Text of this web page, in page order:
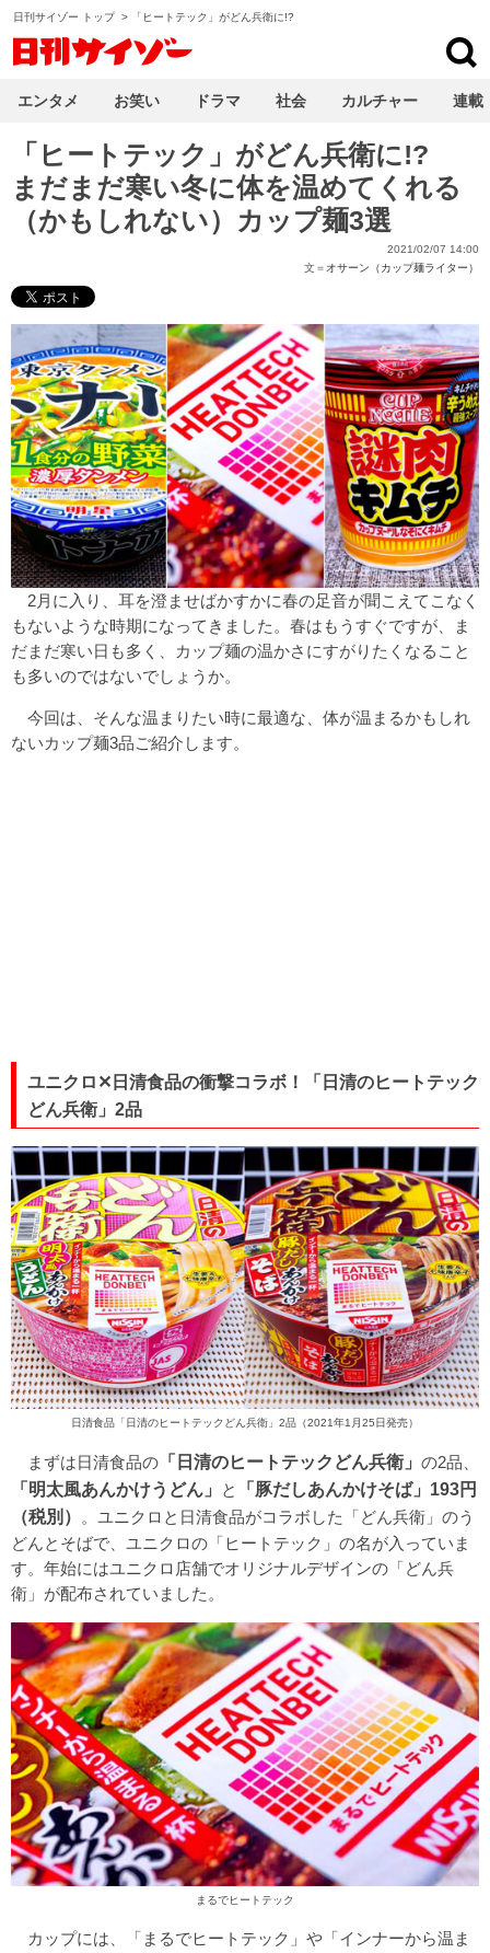
日刊サイゾー トップ > 「ヒートテック」がどん兵衛に!?
「ヒートテック」がどん兵衛に!?
まだまだ寒い冬に体を温めてくれる
（かもしれない）カップ麺3選
2021/02/07 14:00
文＝ オサーン（カップ麺ライター）
2月に入り、耳を澄ませばかすかに春の足音が聞こえてこなく
もないような時期になってきました。春はもうすぐですが、ま
だまだ寒い日も多く、カップ麺の温かさにすがりたくなること
も多いのではないでしょうか。
今回は、そんな温まりたい時に最適な、体が温まるかもしれ
ないカップ麺3品ご紹介します。
ユニクロ✕日清食品の衝撃コラボ！「日清のヒートテック
どん兵衛」2品
日清食品「日清のヒートテックどん兵衛」2品（2021年1月25日発売）
まずは日清食品の 「日清のヒートテックどん兵衛」 の2品、
「明太風あんかけうどん」
と
「豚だしあんかけそば」193円
（税別） 。ユニクロと日清食品がコラボした「どん兵衛」のう
どんとそばで、ユニクロの「ヒートテック」の名が入っていま
す。年始にはユニクロ店舗でオリジナルデザインの「どん兵
衛」が配布されていました。
まるでヒートテック
カップには、「まるでヒートテック」や「インナーから温ま
エンタメ お笑い ドラマ 社会 カルチャー 連載